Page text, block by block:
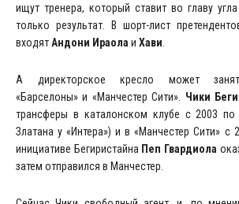
ищут тренера, который ставит во главу
только результат. В шорт-лист
входятАндони Ираола и Хави
А директорское кресло может
«Барселоны» и «Манчестер Сити». Чики
трансферы в каталонском клубе с 2003
Златана у «Интера») и в «Манчестер Сити» с
инициативе Бегиристайна Пеп Гвардиола
затем отправился в Манчестер.